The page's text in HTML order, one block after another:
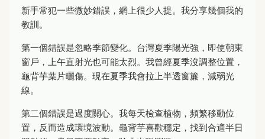
新手常犯一些微妙錯誤，網上很少人提。我分享幾個我的
教訓。
第一個錯誤是忽略季節變化。台灣夏季陽光強，即使朝東
窗戶，上午直射光也可能太烈。我曾經夏季沒調整位置，
龜背芋葉片曬傷。現在夏季我會拉上半透窗簾，減弱光
線。
第二個錯誤是過度關心。我每天檢查植物，頻繁移動位
置，反而造成環境波動。龜背芋喜歡穩定，找到合適半日